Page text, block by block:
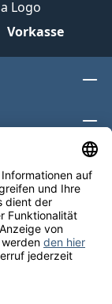
Vorkasse
zzgl.